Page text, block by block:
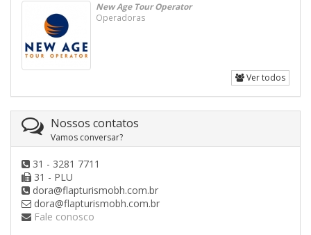
New Age Tour Operator
Operadoras
Ver todos
Nossos contatos
Vamos conversar?
31 - 3281 7711
31 - PLU
dora@flapturismobh.com.br
dora@flapturismobh.com.br
Fale conosco